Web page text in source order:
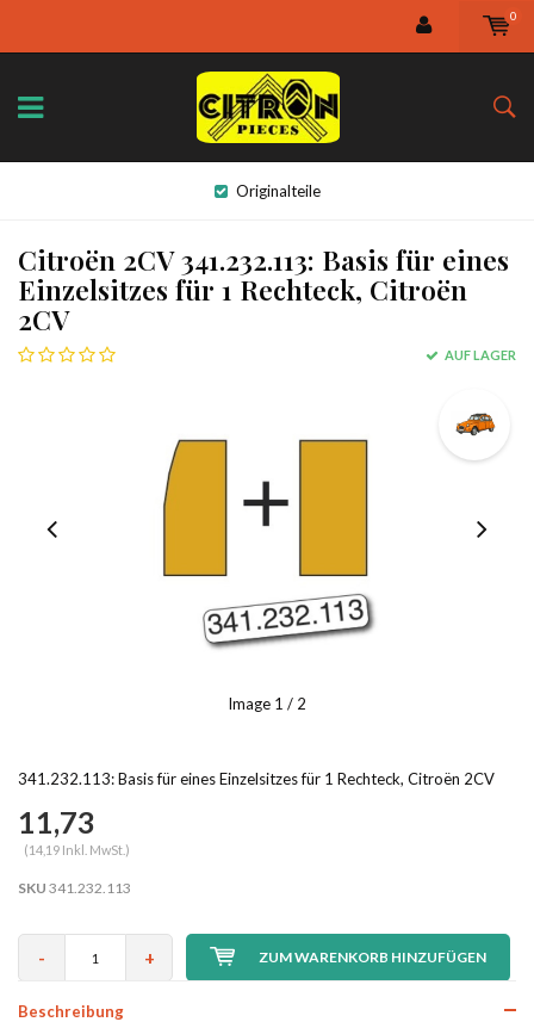
0
Originalteile
Citroën 2CV 341.232.113: Basis für eines
Einzelsitzes für 1 Rechteck, Citroën
2CV
AUF LAGER
Image 1 / 2
341.232.113: Basis für eines Einzelsitzes für 1 Rechteck, Citroën 2CV
11,73
(14,19 Inkl. MwSt.)
SKU 341.232.113
- + ZUM WARENKORB HINZUFÜGEN
Beschreibung